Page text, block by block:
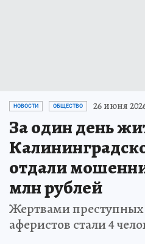
НОВОСТИ ОБЩЕСТВО 26 июня
За один день
отдали
млн рублей
Жертвами
аферистов стали 4